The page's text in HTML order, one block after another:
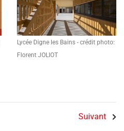
Lycée Digne les Bains - crédit photo:
Florent JOLIOT
Suivant